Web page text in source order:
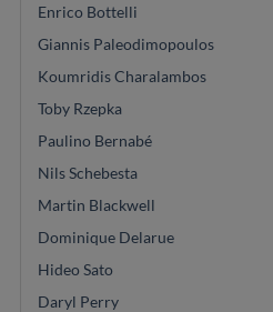
Enrico Bottelli
Giannis Paleodimopoulos
Koumridis Charalambos
Toby Rzepka
Paulino Bernabé
Nils Schebesta
Martin Blackwell
Dominique Delarue
Hideo Sato
Daryl Perry